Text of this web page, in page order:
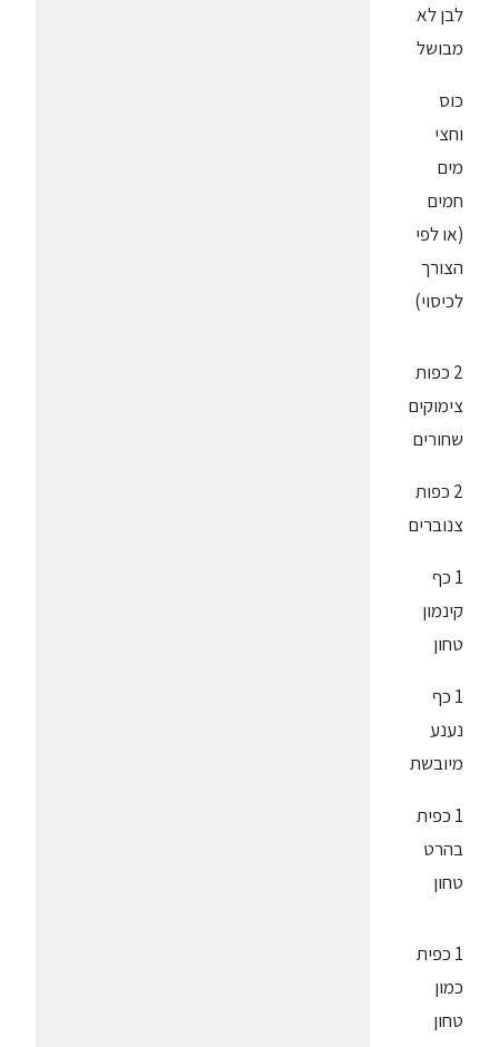
לבן לא
מבושל
כוס
וחצי
מים
חמים
(או לפי
הצורך
לכיסוי)
2 כפות
צימוקים
שחורים
2 כפות
צנוברים
1 כף
קינמון
טחון
1 כף
נענע
מיובשת
1 כפית
בהרט
טחון
1 כפית
כמון
טחון